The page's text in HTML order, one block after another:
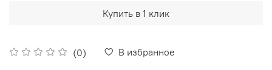
(0) В избранное
Купить в 1 клик